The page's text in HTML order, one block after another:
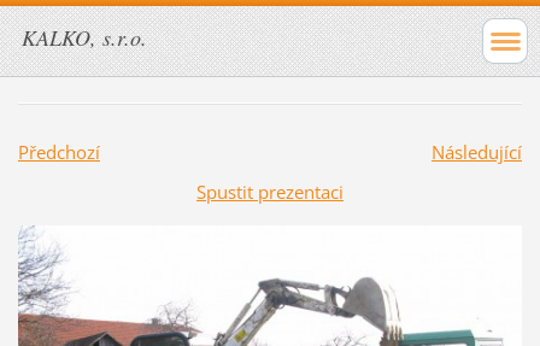
KALKO, s.r.o.
Předchozí
Následující
Spustit prezentaci